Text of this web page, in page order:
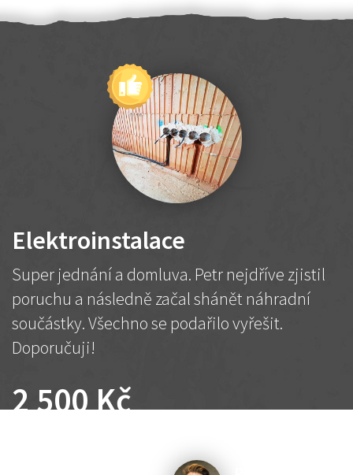
Elektroinstalace
Super jednání a domluva. Petr nejdříve zjistil
poruchu a následně začal shánět náhradní
součástky. Všechno se podařilo vyřešit.
Doporučuji!
2 500 Kč